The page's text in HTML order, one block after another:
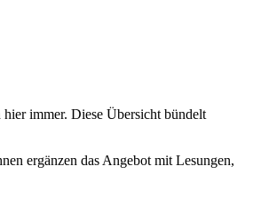
immer. Diese Übersicht bündelt
ergänzen das Angebot mit Lesungen,